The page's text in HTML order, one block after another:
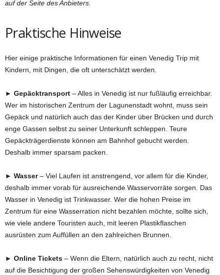
auf der Seite des Anbieters.
Praktische Hinweise
Hier einige praktische Informationen für einen Venedig Trip mit
Kindern, mit Dingen, die oft unterschätzt werden.
► Gepäcktransport – Alles in Venedig ist nur fußläufig erreichbar.
Wer im historischen Zentrum der Lagunenstadt wohnt, muss sein
Gepäck und natürlich auch das der Kinder über Brücken und durch
enge Gassen selbst zu seiner Unterkunft schleppen. Teure
Gepäckträgerdienste können am Bahnhof gebucht werden.
Deshalb immer sparsam packen.
► Wasser– Viel Laufen ist anstrengend, vor allem für die Kinder,
deshalb immer vorab für ausreichende Wasservorräte sorgen. Das
Wasser in Venedig ist Trinkwasser. Wer die hohen Preise im
Zentrum für eine Wasserration nicht bezahlen möchte, sollte sich,
wie viele andere Touristen auch, mit leeren Plastikflaschen
ausrüsten zum Auffüllen an den zahlreichen Brunnen.
► Online Tickets – Wenn die Eltern, natürlich auch zu recht, nicht
auf die Besichtigung der großen Sehenswürdigkeiten von Venedig